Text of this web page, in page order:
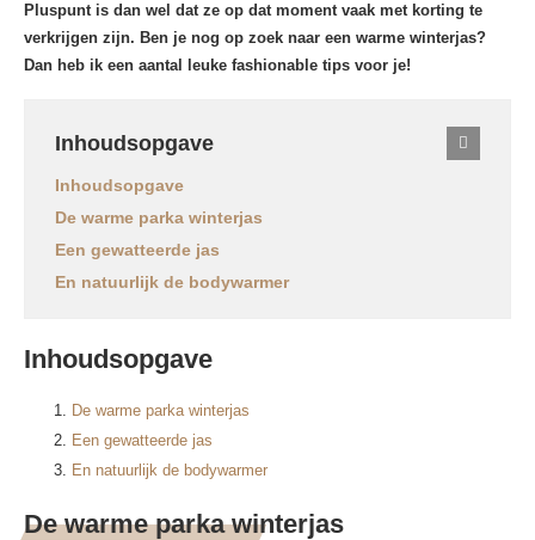
Pluspunt is dan wel dat ze op dat moment vaak met korting te
verkrijgen zijn. Ben je nog op zoek naar een warme winterjas?
Dan heb ik een aantal leuke fashionable tips voor je!
Inhoudsopgave
Inhoudsopgave
De warme parka winterjas
Een gewatteerde jas
En natuurlijk de bodywarmer
Inhoudsopgave
De warme parka winterjas
Een gewatteerde jas
En natuurlijk de bodywarmer
De warme parka winterjas